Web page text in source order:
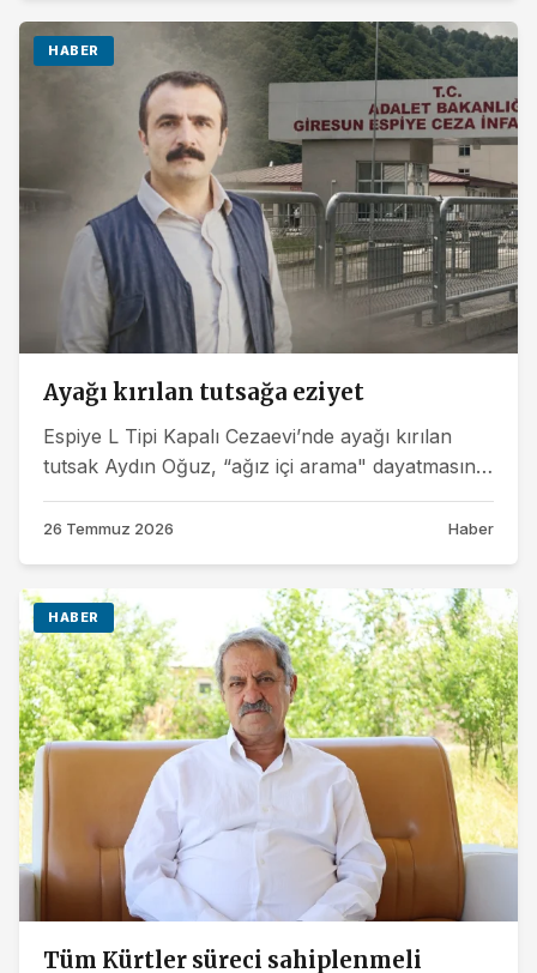
HABER
Ayağı kırılan tutsağa eziyet
Espiye L Tipi Kapalı Cezaevi’nde ayağı kırılan
tutsak Aydın Oğuz, “ağız içi arama" dayatmasını
kabul etmediği için hastaneye...
26 Temmuz 2026 Haber
HABER
Tüm Kürtler süreci sahiplenmeli